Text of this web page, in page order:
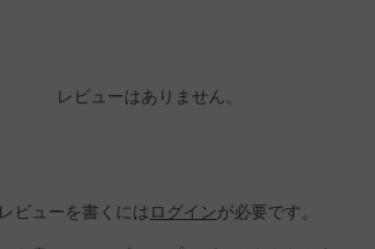
レビューはありません。
ビューを書くには ログインが必要です。